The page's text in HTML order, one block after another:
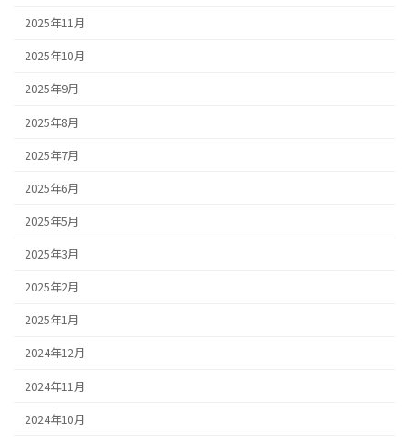
2025年11月
2025年10月
2025年9月
2025年8月
2025年7月
2025年6月
2025年5月
2025年3月
2025年2月
2025年1月
2024年12月
2024年11月
2024年10月